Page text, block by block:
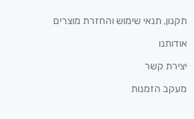
תקנון, תנאי שימוש והחזרת מוצרים
אודותנו
יצירת קשר
מעקב הזמנות